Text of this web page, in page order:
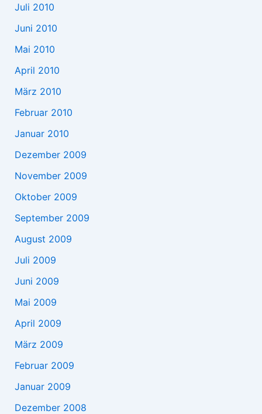
Juli 2010
Juni 2010
Mai 2010
April 2010
März 2010
Februar 2010
Januar 2010
Dezember 2009
November 2009
Oktober 2009
September 2009
August 2009
Juli 2009
Juni 2009
Mai 2009
April 2009
März 2009
Februar 2009
Januar 2009
Dezember 2008